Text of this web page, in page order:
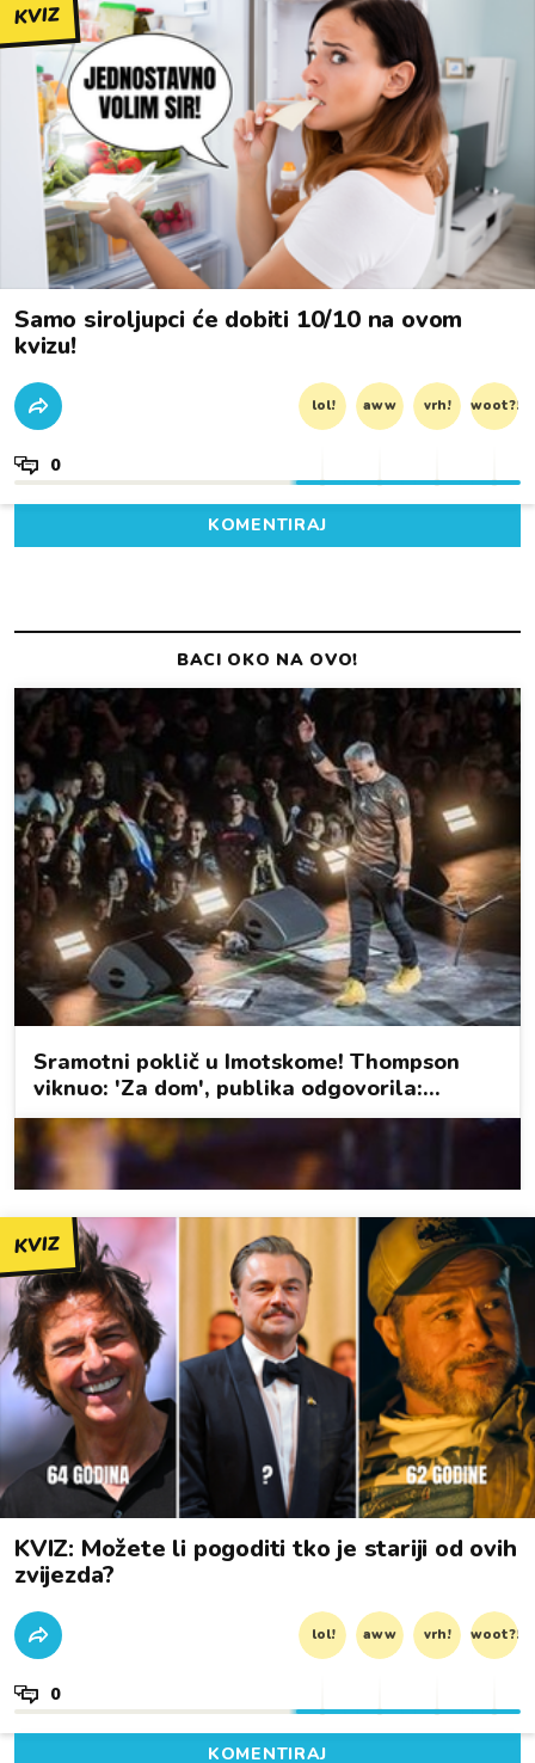
KVIZ
Samo siroljupci će dobiti 10/10 na ovom
kvizu!
lol! aww vrh! woot?!
0
KOMENTIRAJ
KVIZ
KVIZ: Možete li pogoditi tko je stariji od ovih
zvijezda?
lol! aww vrh! woot?!
0
KOMENTIRAJ